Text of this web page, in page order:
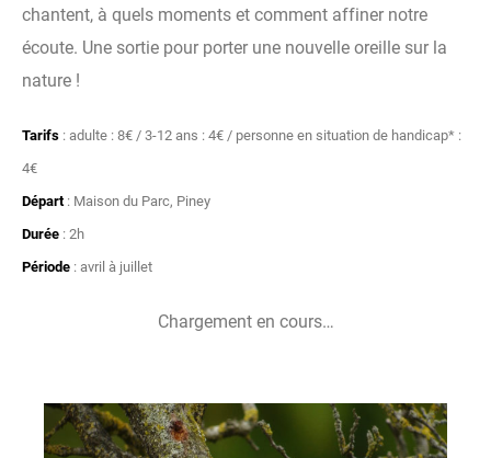
chantent, à quels moments et comment affiner notre
écoute. Une sortie pour porter une nouvelle oreille sur la
nature !
Tarifs : adulte : 8€ / 3-12 ans : 4€ / personne en situation de handicap* :
4€
Départ: Maison du Parc, Piney
Durée : 2h
Période : avril à juillet
Chargement en cours…